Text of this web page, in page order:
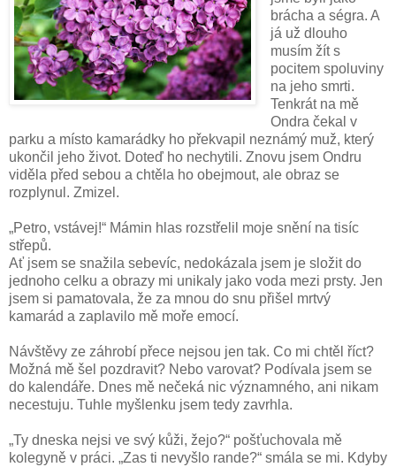
brácha a ségra. A
já už dlouho
musím žít s
pocitem spoluviny
na jeho smrti.
Tenkrát na mě
Ondra čekal v
parku a místo kamarádky ho překvapil neznámý muž, který
ukončil jeho život. Doteď ho nechytili. Znovu jsem Ondru
viděla před sebou a chtěla ho obejmout, ale obraz se
rozplynul. Zmizel.
„Petro, vstávej!“ Mámin hlas rozstřelil moje snění na tisíc
střepů.
Ať jsem se snažila sebevíc, nedokázala jsem je složit do
jednoho celku a obrazy mi unikaly jako voda mezi prsty. Jen
jsem si pamatovala, že za mnou do snu přišel mrtvý
kamarád a zaplavilo mě moře emocí.
Návštěvy ze záhrobí přece nejsou jen tak. Co mi chtěl říct?
Možná mě šel pozdravit? Nebo varovat? Podívala jsem se
do kalendáře. Dnes mě nečeká nic významného, ani nikam
necestuju. Tuhle myšlenku jsem tedy zavrhla.
„Ty dneska nejsi ve svý kůži, žejo?“ pošťuchovala mě
kolegyně v práci. „Zas ti nevyšlo rande?“ smála se mi. Kdyby